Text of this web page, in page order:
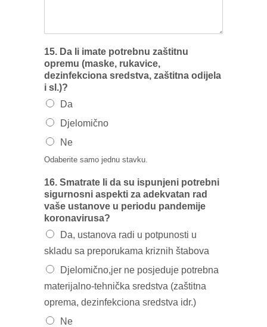
15. Da Ii imate potrebnu zaštitnu
opremu (maske, rukavice,
dezinfekciona sredstva, zaštitna odijela
i sl.)?
Da
Djelomično
Ne
Odaberite samo jednu stavku.
16. Smatrate Ii da su ispunjeni potrebni
sigurnosni aspekti za adekvatan rad
vaše ustanove u periodu pandemije
koronavirusa?
Da, ustanova radi u potpunosti u
skladu sa preporukama kriznih štabova
Djelomično,jer ne posjeduje potrebna
materijalno-tehnička sredstva (zaštitna
oprema, dezinfekciona sredstva idr.)
Ne